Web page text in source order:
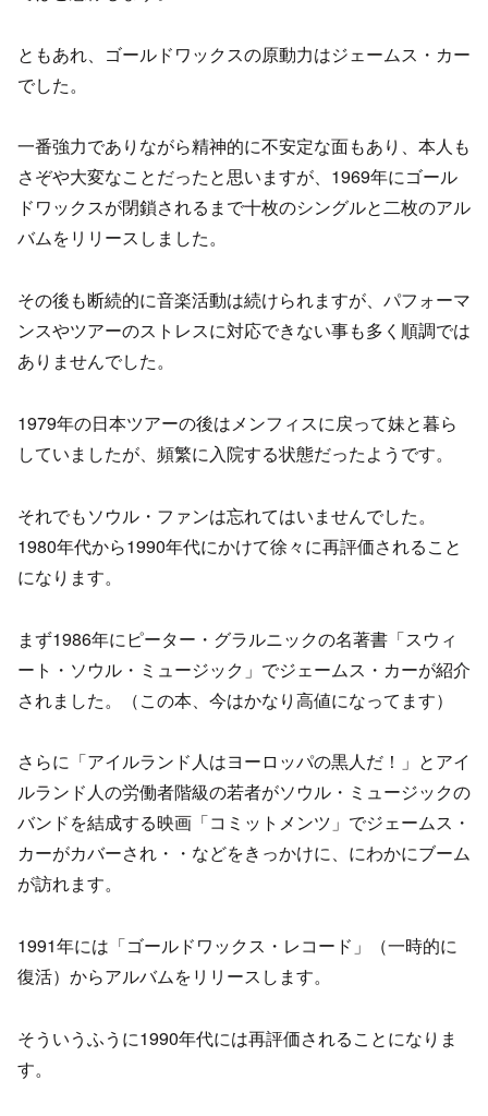
ともあれ、ゴールドワックスの原動力はジェームス・カー
でした。
一番強力でありながら精神的に不安定な面もあり、本人も
さぞや大変なことだったと思いますが、1969年にゴール
ドワックスが閉鎖されるまで十枚のシングルと二枚のアル
バムをリリースしました。
その後も断続的に音楽活動は続けられますが、パフォーマ
ンスやツアーのストレスに対応できない事も多く順調では
ありませんでした。
1979年の日本ツアーの後はメンフィスに戻って妹と暮ら
していましたが、頻繁に入院する状態だったようです。
それでもソウル・ファンは忘れてはいませんでした。
1980年代から1990年代にかけて徐々に再評価されること
になります。
まず1986年にピーター・グラルニックの名著書「スウィ
ート・ソウル・ミュージック」でジェームス・カーが紹介
されました。（この本、今はかなり高値になってます）
さらに「アイルランド人はヨーロッパの黒人だ！」とアイ
ルランド人の労働者階級の若者がソウル・ミュージックの
バンドを結成する映画「コミットメンツ」でジェームス・
カーがカバーされ・・などをきっかけに、にわかにブーム
が訪れます。
1991年には「ゴールドワックス・レコード」（一時的に
復活）からアルバムをリリースします。
そういうふうに1990年代には再評価されることになりま
す。